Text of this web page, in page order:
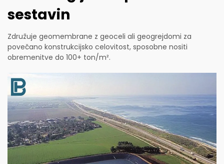
sestavin
Združuje geomembrane z geoceli ali geogrejdomi za
povečano konstrukcijsko celovitost, sposobne nositi
obremenitve do 100+ ton/m².